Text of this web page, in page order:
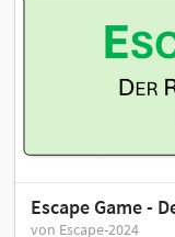
Escape Game -
von Escape-2024